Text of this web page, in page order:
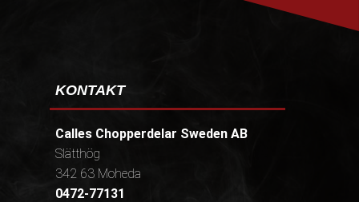
KONTAKT
Calles Chopperdelar Sweden AB
Slätthög
342 63 Moheda
0472-77131